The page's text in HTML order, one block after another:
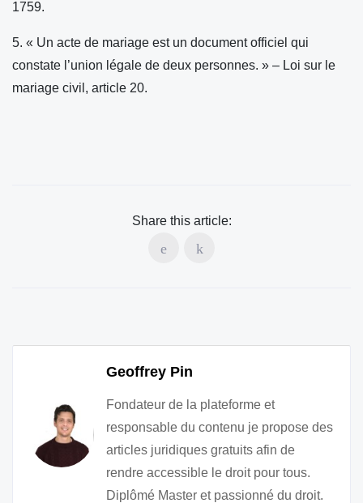
1759.
5. « Un acte de mariage est un document officiel qui
constate l’union légale de deux personnes. » – Loi sur le
mariage civil, article 20.
Share this article:
Geoffrey Pin
Fondateur de la plateforme et
responsable du contenu je propose des
articles juridiques gratuits afin de
rendre accessible le droit pour tous.
Diplômé Master et passionné du droit.